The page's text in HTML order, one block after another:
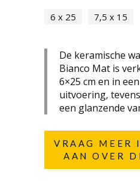
6 x 25 7,5 x 15
De keramische
Bianco Mat is
6×25 cm en in
uitvoering,
een glanzende
VRAAG MEER
AAN OVER